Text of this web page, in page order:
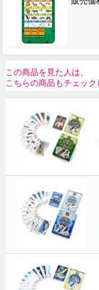
この商品を見た人は、
こちらの商品もチェック